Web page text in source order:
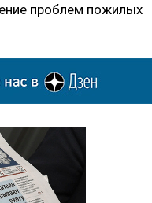
проблем пожилых